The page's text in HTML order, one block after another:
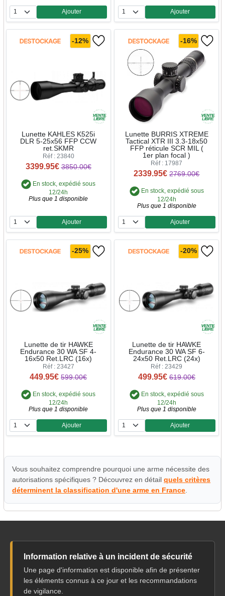
Quantité
Ajouter
Quantité
Ajouter
-12%
Lunette KAHLES K525i
DLR 5-25x56 FFP CCW
ret.SKMR
Réf : 23840
3399.95€ 3850.00€
En stock, expédié sous
12/24h
Plus que 1 disponible
Quantité
Ajouter
-16%
Lunette BURRIS XTREME
Tactical XTR III 3.3-18x50
FFP réticule SCR MIL (
1er plan focal )
Réf : 17987
2339.95€ 2769.00€
En stock, expédié sous
12/24h
Plus que 1 disponible
Quantité
Ajouter
-25%
Lunette de tir HAWKE
Endurance 30 WA SF 4-
16x50 Ret.LRC (16x)
Réf : 23427
449.95€ 599.00€
En stock, expédié sous
12/24h
Plus que 1 disponible
Quantité
Ajouter
-20%
Lunette de tir HAWKE
Endurance 30 WA SF 6-
24x50 Ret.LRC (24x)
Réf : 23429
499.95€ 619.00€
En stock, expédié sous
12/24h
Plus que 1 disponible
Quantité
Ajouter
Vous souhaitez comprendre pourquoi une arme nécessite des
autorisations spécifiques ? Découvrez en détailquels critères
déterminent la classification d'une arme en France.
Information relative à un incident de sécurité
Une page d'information est disponible afin de présenter
les éléments connus à ce jour et les recommandations
de vigilance.